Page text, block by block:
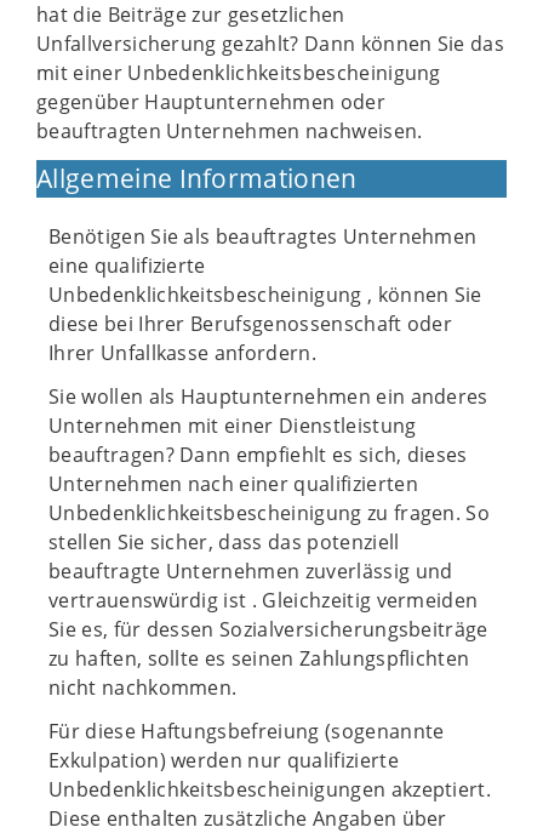
hat die Beiträge zur gesetzlichen
Unfallversicherung gezahlt? Dann können Sie das
mit einer Unbedenklichkeitsbescheinigung
gegenüber Hauptunternehmen oder
beauftragten Unternehmen nachweisen.
Allgemeine Informationen
Benötigen Sie als beauftragtes Unternehmen
eine qualifizierte
Unbedenklichkeitsbescheinigung , können Sie
diese bei Ihrer Berufsgenossenschaft oder
Ihrer Unfallkasse anfordern.
Sie wollen als Hauptunternehmen ein anderes
Unternehmen mit einer Dienstleistung
beauftragen? Dann empfiehlt es sich, dieses
Unternehmen nach einer qualifizierten
Unbedenklichkeitsbescheinigung zu fragen. So
stellen Sie sicher, dass das potenziell
beauftragte Unternehmen zuverlässig und
vertrauenswürdig ist . Gleichzeitig vermeiden
Sie es, für dessen Sozialversicherungsbeiträge
zu haften, sollte es seinen Zahlungspflichten
nicht nachkommen.
Für diese Haftungsbefreiung (sogenannte
Exkulpation) werden nur qualifizierte
Unbedenklichkeitsbescheinigungen akzeptiert.
Diese enthalten zusätzliche Angaben über